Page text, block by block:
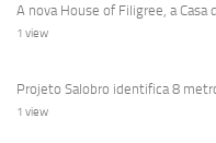
A nova House of Filigree, a Casa
1 view
Projeto Salobro identifica 8
1 view